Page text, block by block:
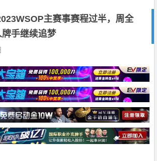
主赛事赛程过半，周全
手继续追梦